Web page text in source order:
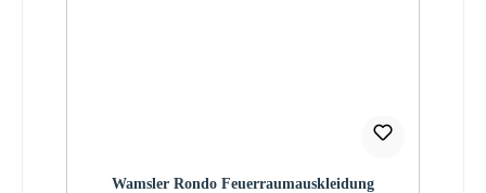
Wamsler Rondo Feuerraumauskleidung